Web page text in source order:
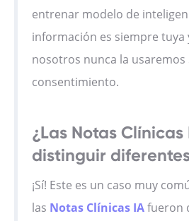
entrenar modelo de
información es siempre tuya
nosotros nunca la usaremos
consentimiento.
¿Las Notas Clínicas
distinguir
¡Sí! Este es un caso muy
las Notas Clínicas IAfueron